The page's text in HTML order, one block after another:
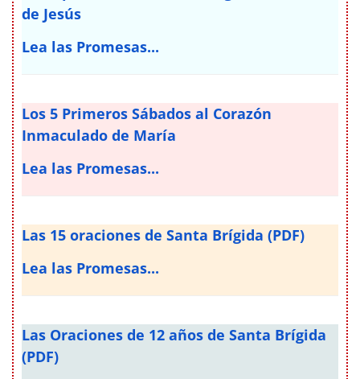
de Jesús
Lea las Promesas...
Los 5 Primeros Sábados al Corazón
Inmaculado de María
Lea las Promesas...
Las 15 oraciones de Santa Brígida (PDF)
Lea las Promesas...
Las Oraciones de 12 años de Santa Brígida
(PDF)